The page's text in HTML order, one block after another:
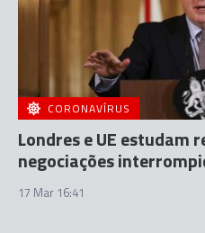
CORONAVÍRUS
Londres e UE estudam
negociações
17 Mar 16:41